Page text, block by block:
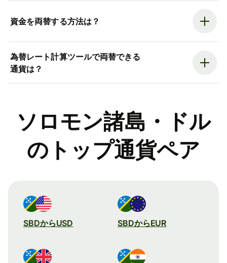
資金を両替する方法は？
為替レート計算ツールで両替できる
通貨は？
ソロモン諸島・ドル
のトップ通貨ペア
SBDからUSD SBDからEUR